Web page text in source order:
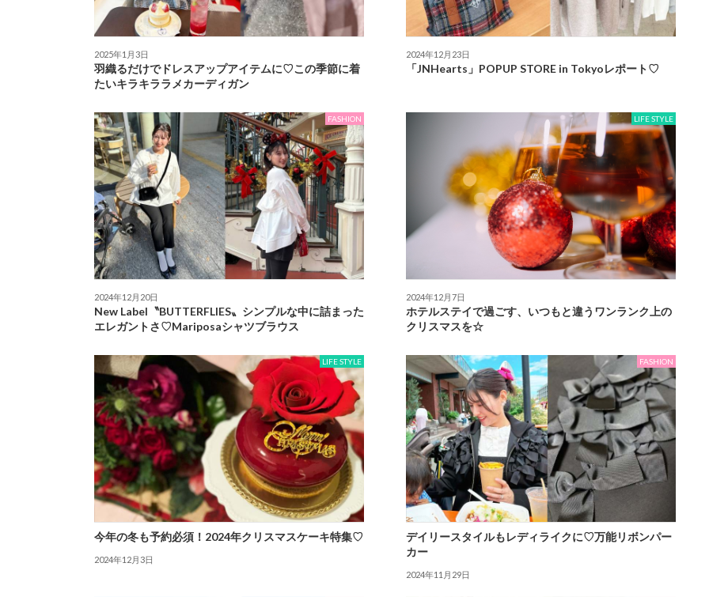
2025年1月3日
羽織るだけでドレスアップアイテムに♡この季節に着
たいキラキララメカーディガン
2024年12月23日
「JNHearts」POPUP STORE in Tokyoレポート♡
FASHION
2024年12月20日
New Label〝BUTTERFLIES〟シンプルな中に詰まった
エレガントさ♡Mariposaシャツブラウス
LIFE STYLE
2024年12月7日
ホテルステイで過ごす、いつもと違うワンランク上の
クリスマスを☆
LIFE STYLE
今年の冬も予約必須！2024年クリスマスケーキ特集♡
2024年12月3日
FASHION
デイリースタイルもレディライクに♡万能リボンパー
カー
2024年11月29日